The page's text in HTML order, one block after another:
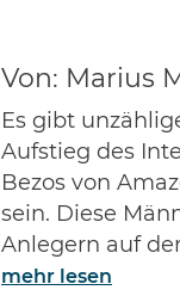
Von: Marius
Es gibt
Aufstieg des
Bezos von
sein. Diese
Anlegern auf
mehr lesen